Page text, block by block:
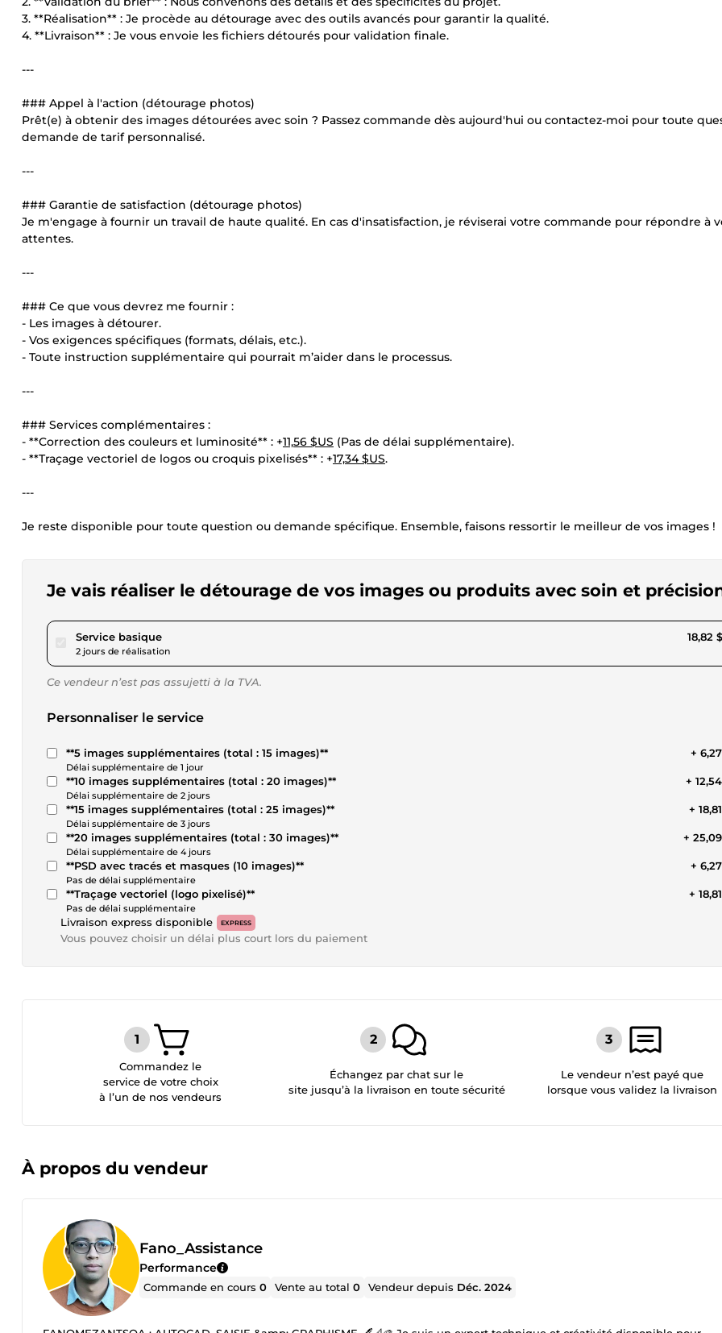
3. **Réalisation** : Je procède au détourage avec des outils avancés pour garantir la qualité.
4. **Livraison** : Je vous envoie les fichiers détourés pour validation finale.
---
### Appel à l'action (détourage photos)
Prêt(e) à obtenir des images détourées avec soin ? Passez commande dès aujourd'hui ou contactez-moi pour toute
demande de tarif personnalisé.
---
### Garantie de satisfaction (détourage photos)
Je m'engage à fournir un travail de haute qualité. En cas d'insatisfaction, je réviserai votre commande pour répondre à
attentes.
---
### Ce que vous devrez me fournir :
- Les images à détourer.
- Vos exigences spécifiques (formats, délais, etc.).
- Toute instruction supplémentaire qui pourrait m’aider dans le processus.
---
### Services complémentaires :
- **Correction des couleurs et luminosité** : +11,56 $US (Pas de délai supplémentaire).
- **Traçage vectoriel de logos ou croquis pixelisés** : +17,34 $US.
---
Je reste disponible pour toute question ou demande spécifique. Ensemble, faisons ressortir le meilleur de vos images !
Je vais réaliser le détourage de vos images ou produits avec soin et
Service basiquepour 17,34 $US
2 jours de réalisation
18,82
Ce vendeur n’est pas assujetti à la TVA.
Personnaliser le service
**5 images supplémentaires (total : 15 images)**
Délai supplémentaire de 1 jour
+
**10 images supplémentaires (total : 20 images)**
Délai supplémentaire de 2 jours
+
**15 images supplémentaires (total : 25 images)**
Délai supplémentaire de 3 jours
+
**20 images supplémentaires (total : 30 images)**
Délai supplémentaire de 4 jours
+
**PSD avec tracés et masques (10 images)**
Pas de délai supplémentaire
+
**Traçage vectoriel (logo pixelisé)**
Pas de délai supplémentaire
+
Livraison express disponible EXPRESS
Vous pouvez choisir un délai plus court lors du paiement
Commandez le
service de votre choix
à l’un de nos vendeurs
Échangez par chat sur le
site jusqu’à la livraison en toute sécurité
Le vendeur n’est payé que
lorsque vous validez la livraison
À propos du vendeur
Fano_Assistance
Performance
Commande en cours0 Vente au total0 Vendeur depuis Déc. 2024